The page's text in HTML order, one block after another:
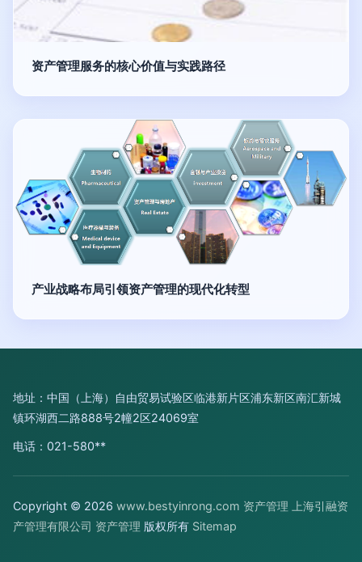
资产管理服务的核心价值与实践路径
产业战略布局引领资产管理的现代化转型
地址：中国（上海）自由贸易试验区临港新片区浦东新区南汇新城
镇环湖西二路888号2幢2区24069室
电话：021-580**
Copyright © 2026 www.bestyinrong.com 资产管理
上海引融资
产管理有限公司 资产管理 版权所有 Sitemap